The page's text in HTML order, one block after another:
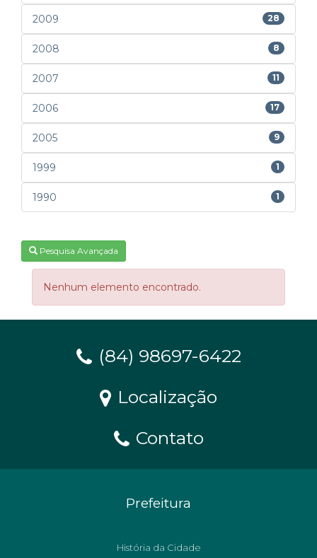
2009 28
2008 8
2007 11
2006 17
2005 9
1999 1
1990 1
Pesquisa Avançada
Nenhum elemento encontrado.
(84) 98697-6422
Localização
Contato
Prefeitura
História da Cidade